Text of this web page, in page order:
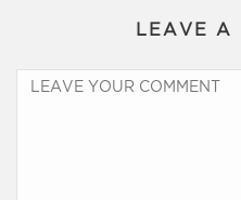
LEAVE A